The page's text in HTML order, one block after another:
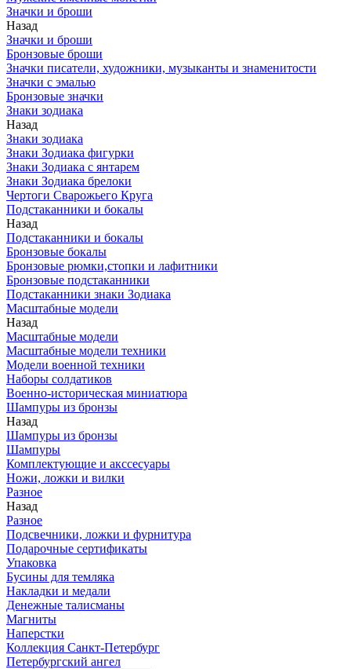
Значки и броши
Назад
Значки и броши
Бронзовые броши
Значки писатели, художники, музыканты и знаменитости
Значки с эмалью
Бронзовые значки
Знаки зодиака
Назад
Знаки зодиака
Знаки Зодиака фигурки
Знаки Зодиака с янтарем
Знаки Зодиака брелоки
Чертоги Сварожьего Круга
Подстаканники и бокалы
Назад
Подстаканники и бокалы
Бронзовые бокалы
Бронзовые рюмки,стопки и лафитники
Бронзовые подстаканники
Подстаканники знаки Зодиака
Масштабные модели
Назад
Масштабные модели
Масштабные модели техники
Модели военной техники
Наборы солдатиков
Военно-историческая миниатюра
Шампуры из бронзы
Назад
Шампуры из бронзы
Шампуры
Комплектующие и акссесуары
Ножи, ложки и вилки
Разное
Назад
Разное
Подсвечники, ложки и фурнитура
Подарочные сертификаты
Упаковка
Бусины для темляка
Накладки и медали
Денежные талисманы
Магниты
Наперстки
Коллекция Санкт-Петербург
Петербургский ангел